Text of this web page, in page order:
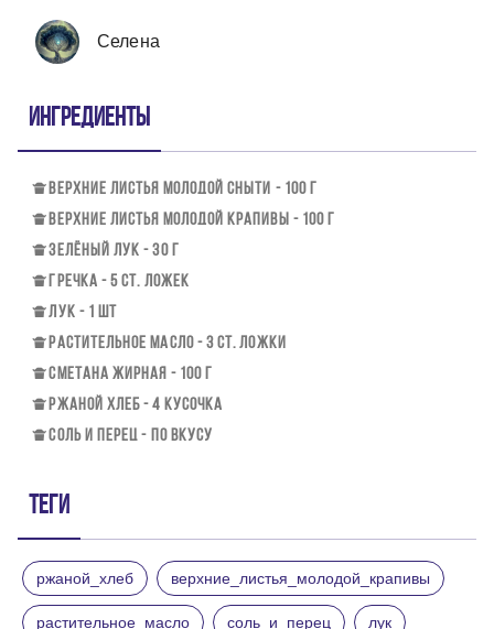
Селена
Ингредиенты
ВЕРХНИЕ ЛИСТЬЯ МОЛОДОЙ СНЫТИ - 100 Г
ВЕРХНИЕ ЛИСТЬЯ МОЛОДОЙ КРАПИВЫ - 100 Г
ЗЕЛЁНЫЙ ЛУК - 30 Г
ГРЕЧКА - 5 СТ. ЛОЖЕК
ЛУК - 1 ШТ
РАСТИТЕЛЬНОЕ МАСЛО - 3 СТ. ЛОЖКИ
СМЕТАНА ЖИРНАЯ - 100 Г
РЖАНОЙ ХЛЕБ - 4 КУСОЧКА
СОЛЬ И ПЕРЕЦ - ПО ВКУСУ
Теги
ржаной_хлеб верхние_листья_молодой_крапивы
растительное_масло соль_и_перец лук